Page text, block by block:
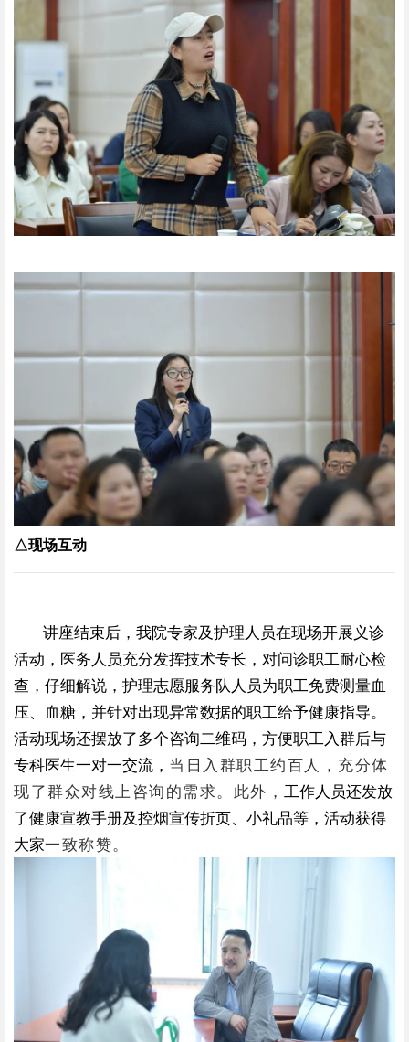
△现场互动
讲座结束后，我院专家及护理人员在现场开展义诊
活动， 医务人员充分发挥技术专长， 对问诊职工耐心检
查，仔细解说，护理志愿服务队人员为职工免费测量血
压、血糖，并针对出现异常数据的职工给予健康指导。
活动现场还摆放了多个咨询二维码，方便职工入群后与
专科医生一对一交流， 当日入群职工约百人，充分体
现了群众对线上咨询的需求。此外， 工作人员还发放
了健康宣教手册及控烟宣传折页、小礼品等，活动获得
大家一致称赞。